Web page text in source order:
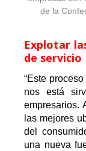
de la
Explotar
de servicio
“Este
nos está
empresarios.
las mejores
del
una nueva